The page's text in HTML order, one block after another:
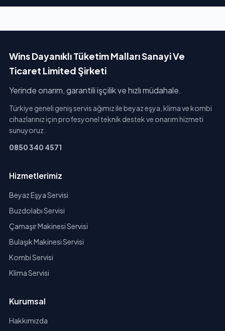
Wins Dayanıklı Tüketim Malları Sanayi Ve
Ticaret Limited Şirketi
Yerinde onarım, garantili işçilik ve hızlı müdahale.
Türkiye geneli geniş servis ağımız ile beyaz eşya, klima ve kombi
cihazlarınız için profesyonel teknik destek ve onarım hizmeti
sunuyoruz.
0850 340 4571
Hizmetlerimiz
Beyaz Eşya Servisi
Buzdolabı Servisi
Çamaşır Makinesi Servisi
Bulaşık Makinesi Servisi
Kombi Servisi
Klima Servisi
Kurumsal
Hakkımızda